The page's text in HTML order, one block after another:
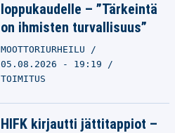
loppukaudelle – ”Tärkeintä
on ihmisten turvallisuus”
MOOTTORIURHEILU
05.08.2026 - 19:19
TOIMITUS
HIFK kirjautti jättitappiot –